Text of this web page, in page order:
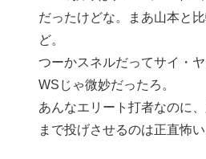
だったけどな。まあ山本と
ど。
つーかスネルだってサイ・
WSじゃ微妙だったろ。
あんなエリート打者なのに
まで投げさせるのは正直怖い